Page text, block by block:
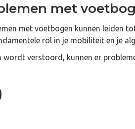
met
met voetbogen kunnen leiden
rol in je mobiliteit en je
verstoord, kunnen er